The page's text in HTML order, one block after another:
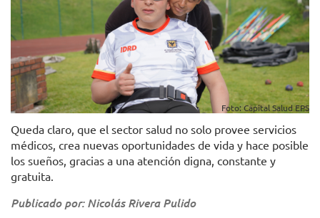
Foto: Capital Salud EPS
Queda claro, que el sector salud no solo provee servicios
médicos, crea nuevas oportunidades de vida y hace posible
los sueños, gracias a una atención digna, constante y
gratuita.
Publicado por: Nicolás Rivera Pulido